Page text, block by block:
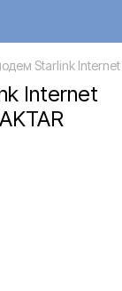
Starlink
Internet